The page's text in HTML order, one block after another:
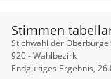
Stimmen
Stimmen
tabellarisch
Stichwahl der
920 - Wahlbezirk
Endgültiges Ergebnis,